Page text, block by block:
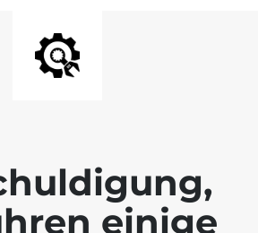
einige